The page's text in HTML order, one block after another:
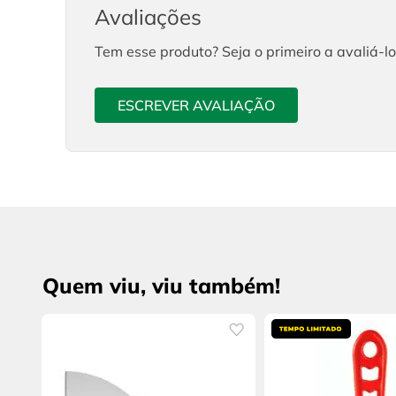
Avaliações
Tem esse produto? Seja o primeiro a avaliá-
ESCREVER AVALIAÇÃO
Quem viu, viu também!